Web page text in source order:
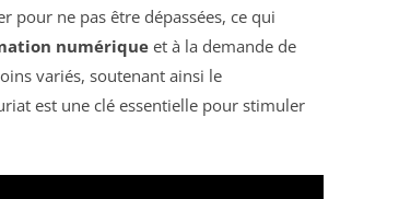
pour ne pas être dépassées, ce qui
numérique et à la demande de
variés, soutenant ainsi le
est une clé essentielle pour stimuler